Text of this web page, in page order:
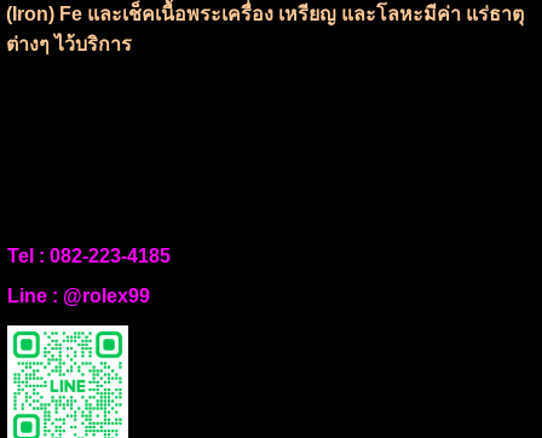
(Iron) Fe และเช็คเนื้อพระเครื่อง เหรียญ และโลหะมีค่า แร่ธาตุ
ต่างๆ ไว้บริการ
Tel : 082-223-4185
Line : @rolex99